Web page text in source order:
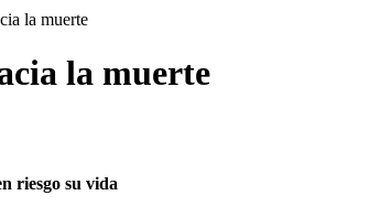
la muerte
la muerte
riesgo su vida